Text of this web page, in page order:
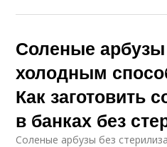
Соленые
холодным
Как заготовить
в банках без
Соленые арбузы без